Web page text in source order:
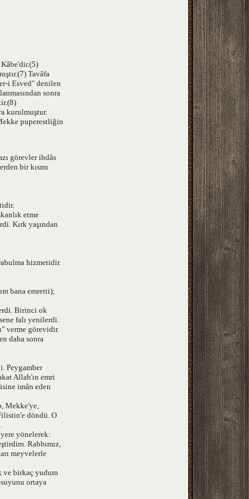
Tavâfa
i Esved" denilen
sonra
kurulmuştur.
puperestliğin
görevler ihdâs
bir kısmı
etme
Kırk yaşından
hizmetidir.
bana emretti);
Birinci ok
falı yenilerdi.
verme görevidir.
daha sonra
Peygamber
Allah'ın emri
imân eden
Mekke'ye,
döndü. O
yönelerek:
Rabbımız,
meyvelerle
ve birkaç yudum
ortaya